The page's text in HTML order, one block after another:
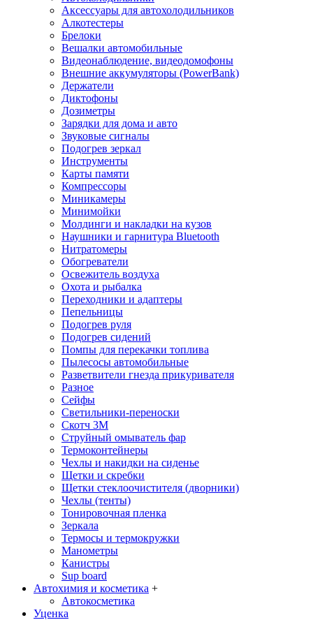
Аксессуары для автохолодильников
Алкотестеры
Брелоки
Вешалки автомобильные
Видеонаблюдение, видеодомофоны
Внешние аккумуляторы (PowerBank)
Держатели
Диктофоны
Дозиметры
Зарядки для дома и авто
Звуковые сигналы
Подогрев зеркал
Инструменты
Карты памяти
Компрессоры
Миникамеры
Минимойки
Молдинги и накладки на кузов
Наушники и гарнитура Bluetooth
Нитратомеры
Обогреватели
Освежитель воздуха
Охота и рыбалка
Переходники и адаптеры
Пепельницы
Подогрев руля
Подогрев сидений
Помпы для перекачки топлива
Пылесосы автомобильные
Разветвители гнезда прикуривателя
Разное
Сейфы
Светильники-переноски
Скотч 3М
Струйный омыватель фар
Термоконтейнеры
Чехлы и накидки на сиденье
Щетки и скребки
Щетки стеклоочистителя (дворники)
Чехлы (тенты)
Тонировочная пленка
Зеркалa
Термосы и термокружки
Манометры
Канистры
Sup board
Автохимия и косметика +
Автокосметика
Уценка